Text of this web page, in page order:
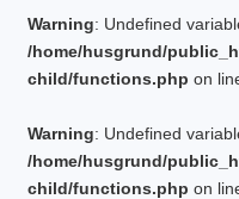
Warning: Undefined
/home/husgrund/
child/functions.php on
Warning: Undefined
/home/husgrund/
child/functions.php on